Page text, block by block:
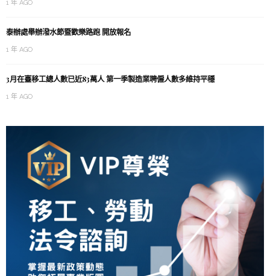
1 年 AGO
泰辦處舉辦潑水節暨歡樂路跑 開放報名
1 年 AGO
3月在臺移工總人數已近83萬人 第一季製造業聘僱人數多維持平穩
1 年 AGO